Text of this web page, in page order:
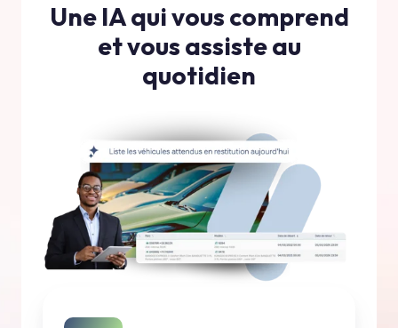
Une IA qui vous comprend
et vous assiste au
quotidien